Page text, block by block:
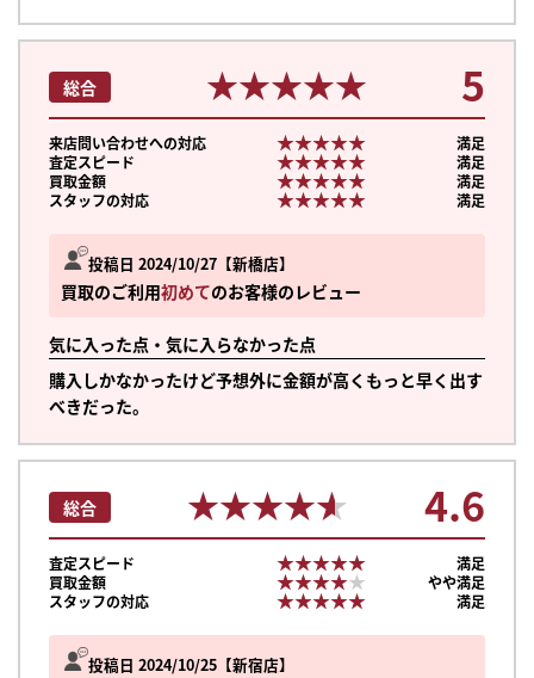
投稿日 2024/10/27 新橋店
買取のご利用初めてのお客様のレビュー
気に入った点・気に入らなかった点
購入しかなかったけど予想外に金額が高くもっと早く出す
べきだった。
総合 ★★★★★
★★★★★ 5
来店問い合わせへの対応 ★★★★★
★★★★★
満足
査定スピード
★★★★★
★★★★★
満足
買取金額
★★★★★
★★★★★
満足
スタッフの対応
★★★★★
★★★★★ 満足
投稿日 2024/10/25 新宿店
総合 ★★★★★
★★★★★ 4.6
査定スピード ★★★★★
★★★★★
満足
買取金額
★★★★★
★★★★★
やや満足
スタッフの対応
★★★★★
★★★★★ 満足